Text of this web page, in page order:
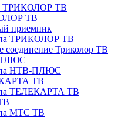
ТРИКОЛОР ТВ
ТВ
приемник
ТРИКОЛОР ТВ
соединение Триколор ТВ
ПЛЮС
НТВ-ПЛЮС
ТВ
ТЕЛЕКАРТА ТВ
МТС ТВ